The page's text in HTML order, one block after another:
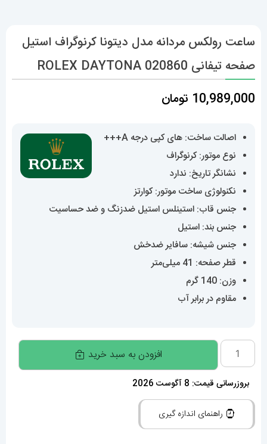
ساعت رولکس مردانه مدل دیتونا کرنوگراف استیل
صفحه تیفانی 020860 ROLEX DAYTONA
10,989,000 تومان
اصالت ساخت: های کپی درجه A+++
نوع موتور: کرنوگراف
نشانگر تاریخ: ندارد
نکنولوژی ساخت موتور: کوارتز
جنس قاب: استینلس استیل ضدزنگ و ضد حساسیت
جنس بند: استیل
جنس شیشه: سافایر ضدخش
قطر صفحه: 41 میلی‌متر
وزن: 140 گرم
مقاوم در برابر آب
ساعت
رولکس
مردانه
مدل
افزودن به سبد خرید
بروزرسانی قیمت: 8 آگوست 2026
راهنمای اندازه گیری